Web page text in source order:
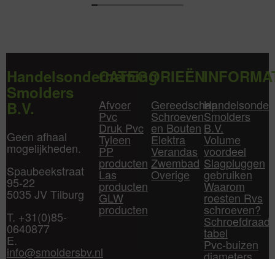
Handelsonderneming
Smolders
B.V.
Geen afhaal
mogelijkheden.
Spaubeekstraat
95-22
5035 JV Tilburg
T. +31(0)85-
0640877
E.
info@smoldersbv.nl
CATEGORIEËN
Afvoer
Pvc
Druk Pvc
Tyleen
PP
producten
Las
producten
GLW
producten
Gereedschap
Schroeven
en Bouten
Elektra
Verandas
Zwembad
Overige
Smolders
B.V.
Volume
voordeel
Slagpluggen
gebruiken
Waarom
roesten Rvs
schroeven?
Schroefdraad
tabel
Pvc-buizen